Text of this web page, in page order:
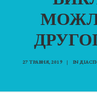
“ВІСНИК”/
SEARCH
27 ТРАВНЯ, 2019 | IN